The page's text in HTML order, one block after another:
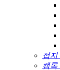
접지
캠록